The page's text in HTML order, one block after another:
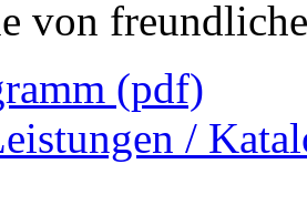
von
(pdf)
/